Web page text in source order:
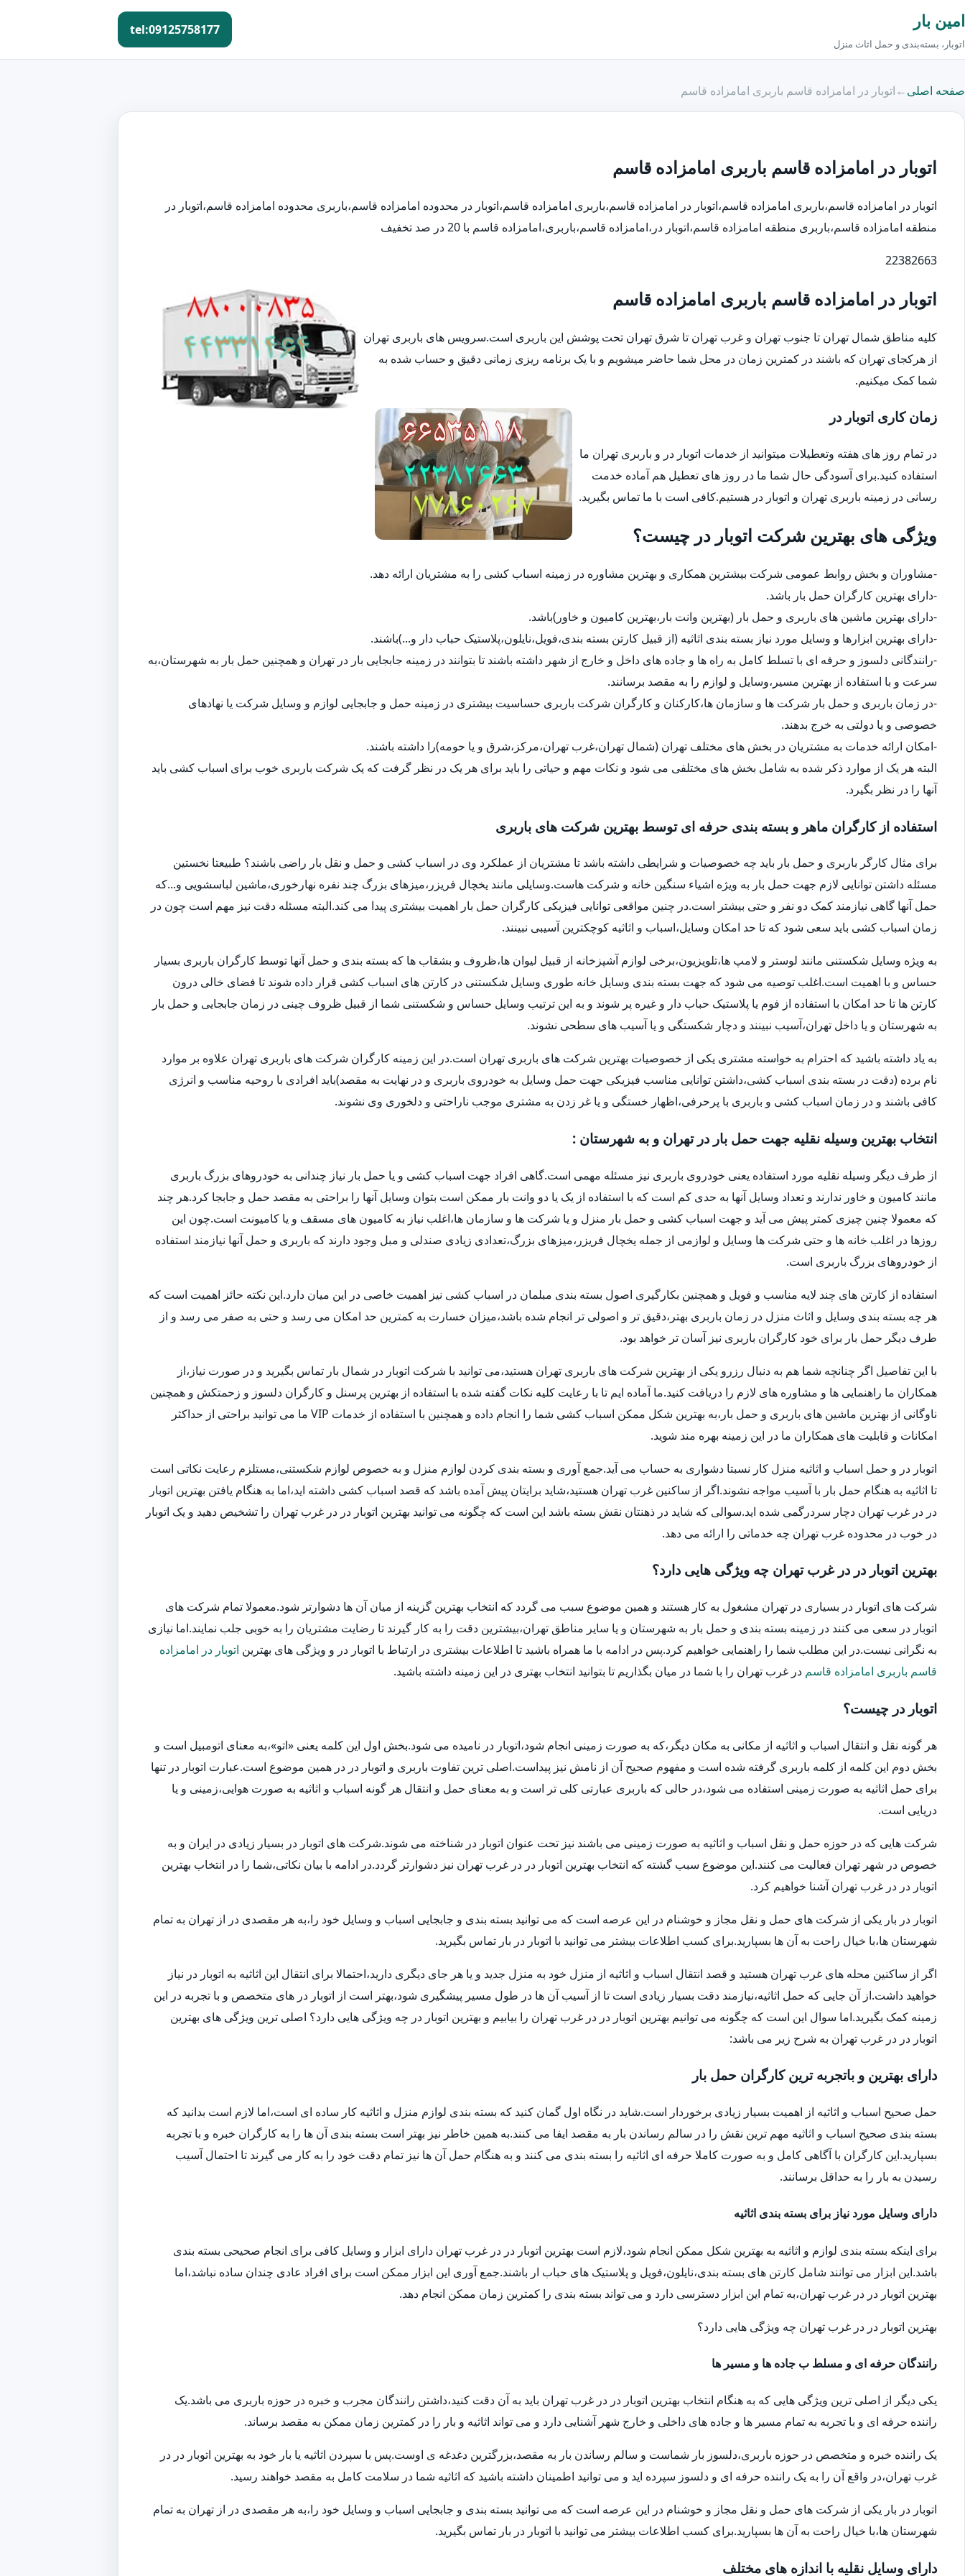
امین بار
اتوبار، بسته‌بندی و حمل اثاث منزل
tel:09125758177
صفحه اصلی←اتوبار در امامزاده قاسم باربری امامزاده قاسم
اتوبار در امامزاده قاسم باربری امامزاده قاسم
اتوبار در امامزاده قاسم،باربری امامزاده قاسم،اتوبار در امامزاده قاسم،باربری امامزاده قاسم،اتوبار در محدوده امامزاده قاسم،باربری محدوده امامزاده قاسم،اتوبار در
منطقه امامزاده قاسم،باربری منطقه امامزاده قاسم،اتوبار در،امامزاده قاسم،باربری،امامزاده قاسم با 20 در صد تخفیف
22382663
اتوبار در امامزاده قاسم باربری امامزاده قاسم
کلیه مناطق شمال تهران تا جنوب تهران و غرب تهران تا شرق تهران تحت پوشش این باربری است.سرویس های باربری تهران
از هرکجای تهران که باشند در کمترین زمان در محل شما حاضر میشویم و با یک برنامه ریزی زمانی دقیق و حساب شده به
شما کمک میکنیم.
زمان کاری اتوبار در
در تمام روز های هفته وتعطیلات میتوانید از خدمات اتوبار در و باربری تهران ما
استفاده کنید.برای آسودگی حال شما ما در روز های تعطیل هم آماده خدمت
رسانی در زمینه باربری تهران و اتوبار در هستیم.کافی است با ما تماس بگیرید.
ویژگی های بهترین شرکت اتوبار در چیست؟
-مشاوران و بخش روابط عمومی شرکت بیشترین همکاری و بهترین مشاوره در زمینه اسباب کشی را به مشتریان ارائه دهد.
-دارای بهترین کارگران حمل بار باشد.
-دارای بهترین ماشین های باربری و حمل بار (بهترین وانت بار،بهترین کامیون و خاور)باشد.
-دارای بهترین ابزارها و وسایل مورد نیاز بسته بندی اثاثیه (از قبیل کارتن بسته بندی،فویل،نایلون،پلاستیک حباب دار و...)باشند.
-رانندگانی دلسوز و حرفه ای با تسلط کامل به راه ها و جاده های داخل و خارج از شهر داشته باشند تا بتوانند در زمینه جابجایی بار در تهران و همچنین حمل بار به شهرستان،به
سرعت و با استفاده از بهترین مسیر،وسایل و لوازم را به مقصد برسانند.
-در زمان باربری و حمل بار شرکت ها و سازمان ها،کارکنان و کارگران شرکت باربری حساسیت بیشتری در زمینه حمل و جابجایی لوازم و وسایل شرکت یا نهادهای
خصوصی و یا دولتی به خرج بدهند.
-امکان ارائه خدمات به مشتریان در بخش های مختلف تهران (شمال تهران،غرب تهران،مرکز،شرق و یا حومه)را داشته باشند.
البته هر یک از موارد ذکر شده به شامل بخش های مختلفی می شود و نکات مهم و حیاتی را باید برای هر یک در نظر گرفت که یک شرکت باربری خوب برای اسباب کشی باید
آنها را در نظر بگیرد.
استفاده از کارگران ماهر و بسته بندی حرفه ای توسط بهترین شرکت های باربری
برای مثال کارگر باربری و حمل بار باید چه خصوصیات و شرایطی داشته باشد تا مشتریان از عملکرد وی در اسباب کشی و حمل و نقل بار راضی باشند؟ طبیعتا نخستین
مسئله داشتن توانایی لازم جهت حمل بار به ویژه اشیاء سنگین خانه و شرکت هاست.وسایلی مانند یخچال فریزر،میزهای بزرگ چند نفره نهارخوری،ماشین لباسشویی و...که
حمل آنها گاهی نیازمند کمک دو نفر و حتی بیشتر است.در چنین مواقعی توانایی فیزیکی کارگران حمل بار اهمیت بیشتری پیدا می کند.البته مسئله دقت نیز مهم است چون در
زمان اسباب کشی باید سعی شود که تا حد امکان وسایل،اسباب و اثاثیه کوچکترین آسیبی نبینند.
به ویژه وسایل شکستنی مانند لوستر و لامپ ها،تلویزیون،برخی لوازم آشپزخانه از قبیل لیوان ها،ظروف و بشقاب ها که بسته بندی و حمل آنها توسط کارگران باربری بسیار
حساس و با اهمیت است.اغلب توصیه می شود که جهت بسته بندی وسایل خانه طوری وسایل شکستنی در کارتن های اسباب کشی قرار داده شوند تا فضای خالی درون
کارتن ها تا حد امکان با استفاده از فوم یا پلاستیک حباب دار و غیره پر شوند و به این ترتیب وسایل حساس و شکستنی شما از قبیل ظروف چینی در زمان جابجایی و حمل بار
به شهرستان و یا داخل تهران،آسیب نبینند و دچار شکستگی و یا آسیب های سطحی نشوند.
به یاد داشته باشید که احترام به خواسته مشتری یکی از خصوصیات بهترین شرکت های باربری تهران است.در این زمینه کارگران شرکت های باربری تهران علاوه بر موارد
نام برده (دقت در بسته بندی اسباب کشی،داشتن توانایی مناسب فیزیکی جهت حمل وسایل به خودروی باربری و در نهایت به مقصد)باید افرادی با روحیه مناسب و انرژی
کافی باشند و در زمان اسباب کشی و باربری با پرحرفی،اظهار خستگی و یا غر زدن به مشتری موجب ناراحتی و دلخوری وی نشوند.
انتخاب بهترین وسیله نقلیه جهت حمل بار در تهران و به شهرستان :
از طرف دیگر وسیله نقلیه مورد استفاده یعنی خودروی باربری نیز مسئله مهمی است.گاهی افراد جهت اسباب کشی و یا حمل بار نیاز چندانی به خودروهای بزرگ باربری
مانند کامیون و خاور ندارند و تعداد وسایل آنها به حدی کم است که با استفاده از یک یا دو وانت بار ممکن است بتوان وسایل آنها را براحتی به مقصد حمل و جابجا کرد.هر چند
که معمولا چنین چیزی کمتر پیش می آید و جهت اسباب کشی و حمل بار منزل و یا شرکت ها و سازمان ها،اغلب نیاز به کامیون های مسقف و یا کامیونت است.چون این
روزها در اغلب خانه ها و حتی شرکت ها وسایل و لوازمی از جمله یخچال فریزر،میزهای بزرگ،تعدادی زیادی صندلی و مبل وجود دارند که باربری و حمل آنها نیازمند استفاده
از خودروهای بزرگ باربری است.
استفاده از کارتن های چند لایه مناسب و فویل و همچنین بکارگیری اصول بسته بندی مبلمان در اسباب کشی نیز اهمیت خاصی در این میان دارد.این نکته حائز اهمیت است که
هر چه بسته بندی وسایل و اثاث منزل در زمان باربری بهتر،دقیق تر و اصولی تر انجام شده باشد،میزان خسارت به کمترین حد امکان می رسد و حتی به صفر می رسد و از
طرف دیگر حمل بار برای خود کارگران باربری نیز آسان تر خواهد بود.
با این تفاصیل اگر چنانچه شما هم به دنبال رزرو یکی از بهترین شرکت های باربری تهران هستید،می توانید با شرکت اتوبار در شمال بار تماس بگیرید و در صورت نیاز،از
همکاران ما راهنمایی ها و مشاوره های لازم را دریافت کنید.ما آماده ایم تا با رعایت کلیه نکات گفته شده با استفاده از بهترین پرسنل و کارگران دلسوز و زحمتکش و همچنین
ناوگانی از بهترین ماشین های باربری و حمل بار،به بهترین شکل ممکن اسباب کشی شما را انجام داده و همچنین با استفاده از خدمات VIP ما می توانید براحتی از حداکثر
امکانات و قابلیت های همکاران ما در این زمینه بهره مند شوید.
اتوبار در و حمل اسباب و اثاثیه منزل کار نسبتا دشواری به حساب می آید.جمع آوری و بسته بندی کردن لوازم منزل و به خصوص لوازم شکستنی،مستلزم رعایت نکاتی است
تا اثاثیه به هنگام حمل بار با آسیب مواجه نشوند.اگر از ساکنین غرب تهران هستید،شاید برایتان پیش آمده باشد که قصد اسباب کشی داشته اید،اما به هنگام یافتن بهترین اتوبار
در در غرب تهران دچار سردرگمی شده اید.سوالی که شاید در ذهنتان نقش بسته باشد این است که چگونه می توانید بهترین اتوبار در در غرب تهران را تشخیص دهید و یک اتوبار
در خوب در محدوده غرب تهران چه خدماتی را ارائه می دهد.
بهترین اتوبار در در غرب تهران چه ویژگی هایی دارد؟
شرکت های اتوبار در بسیاری در تهران مشغول به کار هستند و همین موضوع سبب می گردد که انتخاب بهترین گزینه از میان آن ها دشوارتر شود.معمولا تمام شرکت های
اتوبار در سعی می کنند در زمینه بسته بندی و حمل بار به شهرستان و یا سایر مناطق تهران،بیشترین دقت را به کار گیرند تا رضایت مشتریان را به خوبی جلب نمایند.اما نیازی
به نگرانی نیست.در این مطلب شما را راهنمایی خواهیم کرد.پس در ادامه با ما همراه باشید تا اطلاعات بیشتری در ارتباط با اتوبار در و ویژگی های بهترین اتوبار در امامزاده
قاسم باربری امامزاده قاسم در غرب تهران را با شما در میان بگذاریم تا بتوانید انتخاب بهتری در این زمینه داشته باشید.
اتوبار در چیست؟
هر گونه نقل و انتقال اسباب و اثاثیه از مکانی به مکان دیگر،که به صورت زمینی انجام شود،اتوبار در نامیده می شود.بخش اول این کلمه یعنی «اتو»،به معنای اتومبیل است و
بخش دوم این کلمه از کلمه باربری گرفته شده است و مفهوم صحیح آن از نامش نیز پیداست.اصلی ترین تفاوت باربری و اتوبار در در همین موضوع است.عبارت اتوبار در تنها
برای حمل اثاثیه به صورت زمینی استفاده می شود،در حالی که باربری عبارتی کلی تر است و به معنای حمل و انتقال هر گونه اسباب و اثاثیه به صورت هوایی،زمینی و یا
دریایی است.
شرکت هایی که در حوزه حمل و نقل اسباب و اثاثیه به صورت زمینی می باشند نیز تحت عنوان اتوبار در شناخته می شوند.شرکت های اتوبار در بسیار زیادی در ایران و به
خصوص در شهر تهران فعالیت می کنند.این موضوع سبب گشته که انتخاب بهترین اتوبار در در غرب تهران نیز دشوارتر گردد.در ادامه با بیان نکاتی،شما را در انتخاب بهترین
اتوبار در در غرب تهران آشنا خواهیم کرد.
اتوبار در بار یکی از شرکت های حمل و نقل مجاز و خوشنام در این عرصه است که می توانید بسته بندی و جابجایی اسباب و وسایل خود را،به هر مقصدی در از تهران به تمام
شهرستان ها،با خیال راحت به آن ها بسپارید.برای کسب اطلاعات بیشتر می توانید با اتوبار در بار تماس بگیرید.
اگر از ساکنین محله های غرب تهران هستید و قصد انتقال اسباب و اثاثیه از منزل خود به منزل جدید و یا هر جای دیگری دارید،احتمالا برای انتقال این اثاثیه به اتوبار در نیاز
خواهید داشت.از آن جایی که حمل اثاثیه،نیازمند دقت بسیار زیادی است تا از آسیب آن ها در طول مسیر پیشگیری شود،بهتر است از اتوبار در های متخصص و با تجربه در این
زمینه کمک بگیرید.اما سوال این است که چگونه می توانیم بهترین اتوبار در در غرب تهران را بیابیم و بهترین اتوبار در چه ویژگی هایی دارد؟ اصلی ترین ویژگی های بهترین
اتوبار در در غرب تهران به شرح زیر می باشد:
دارای بهترین و باتجربه ترین کارگران حمل بار
حمل صحیح اسباب و اثاثیه از اهمیت بسیار زیادی برخوردار است.شاید در نگاه اول گمان کنید که بسته بندی لوازم منزل و اثاثیه کار ساده ای است،اما لازم است بدانید که
بسته بندی صحیح اسباب و اثاثیه مهم ترین نقش را در سالم رساندن بار به مقصد ایفا می کنند.به همین خاطر نیز بهتر است بسته بندی آن ها را به کارگران خبره و با تجربه
بسپارید.این کارگران با آگاهی کامل و به صورت کاملا حرفه ای اثاثیه را بسته بندی می کنند و به هنگام حمل آن ها نیز تمام دقت خود را به کار می گیرند تا احتمال آسیب
رسیدن به بار را به حداقل برسانند.
دارای وسایل مورد نیاز برای بسته بندی اثاثیه
برای اینکه بسته بندی لوازم و اثاثیه به بهترین شکل ممکن انجام شود،لازم است بهترین اتوبار در در غرب تهران دارای ابزار و وسایل کافی برای انجام صحیحی بسته بندی
باشد.این ابزار می توانند شامل کارتن های بسته بندی،نایلون،فویل و پلاستیک های حباب ار باشند.جمع آوری این ابزار ممکن است برای افراد عادی چندان ساده نباشد،اما
بهترین اتوبار در در غرب تهران،به تمام این ابزار دسترسی دارد و می تواند بسته بندی را کمترین زمان ممکن انجام دهد.
بهترین اتوبار در در غرب تهران چه ویژگی هایی دارد؟
رانندگان حرفه ای و مسلط ب جاده ها و مسیر ها
یکی دیگر از اصلی ترین ویژگی هایی که به هنگام انتخاب بهترین اتوبار در در غرب تهران باید به آن دقت کنید،داشتن رانندگان مجرب و خبره در حوزه باربری می باشد.یک
راننده حرفه ای و با تجربه به تمام مسیر ها و جاده های داخلی و خارج شهر آشنایی دارد و می تواند اثاثیه و بار را در کمترین زمان ممکن به مقصد برساند.
یک راننده خبره و متخصص در حوزه باربری،دلسوز بار شماست و سالم رساندن بار به مقصد،بزرگترین دغدغه ی اوست.پس با سپردن اثاثیه یا بار خود به بهترین اتوبار در در
غرب تهران،در واقع آن را به یک راننده حرفه ای و دلسوز سپرده اید و می توانید اطمینان داشته باشید که اثاثیه شما در سلامت کامل به مقصد خواهند رسید.
اتوبار در بار یکی از شرکت های حمل و نقل مجاز و خوشنام در این عرصه است که می توانید بسته بندی و جابجایی اسباب و وسایل خود را،به هر مقصدی در از تهران به تمام
شهرستان ها،با خیال راحت به آن ها بسپارید.برای کسب اطلاعات بیشتر می توانید با اتوبار در بار تماس بگیرید.
دارای وسایل نقلیه با اندازه های مختلف